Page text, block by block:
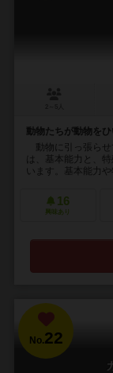
動物たちが動物を
動物に引っ張ら
は、基本能力と、
います。基本能力
16
興味あり
No.22